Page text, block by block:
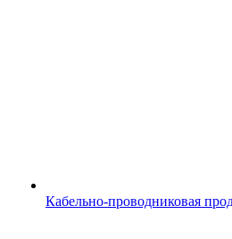
Кабельно-проводниковая